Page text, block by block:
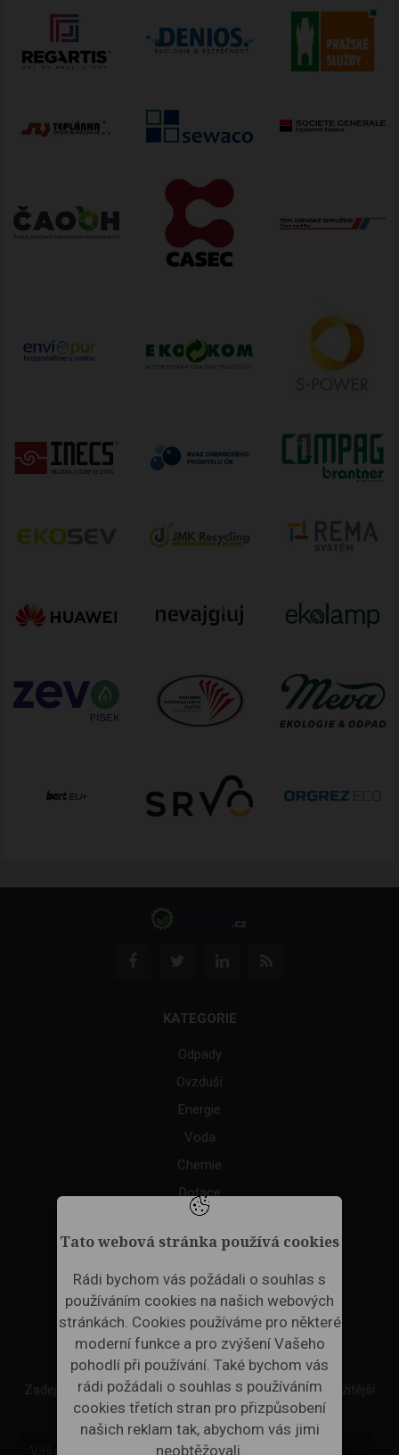
Tato webová stránka používá cookies
Rádi bychom vás požádali o souhlas s
používáním cookies na našich webových
stránkách. Cookies používáme pro některé
moderní funkce a pro zvýšení Vašeho
pohodlí při používání. Také bychom vás
rádi požádali o souhlas s používáním
cookies třetích stran pro přizpůsobení
našich reklam tak, abychom vás jimi
neobtěžovali.
KATEGORIE
Odpady
Ovzduší
Energie
Voda
Chemie
Dotace
Akce
ODPADNÍ PLASTY
NEWSLETTER
Zadejte váš email a my Vám budeme zasílat ty nejdůležitější
informace, maximálně 1x týdně.